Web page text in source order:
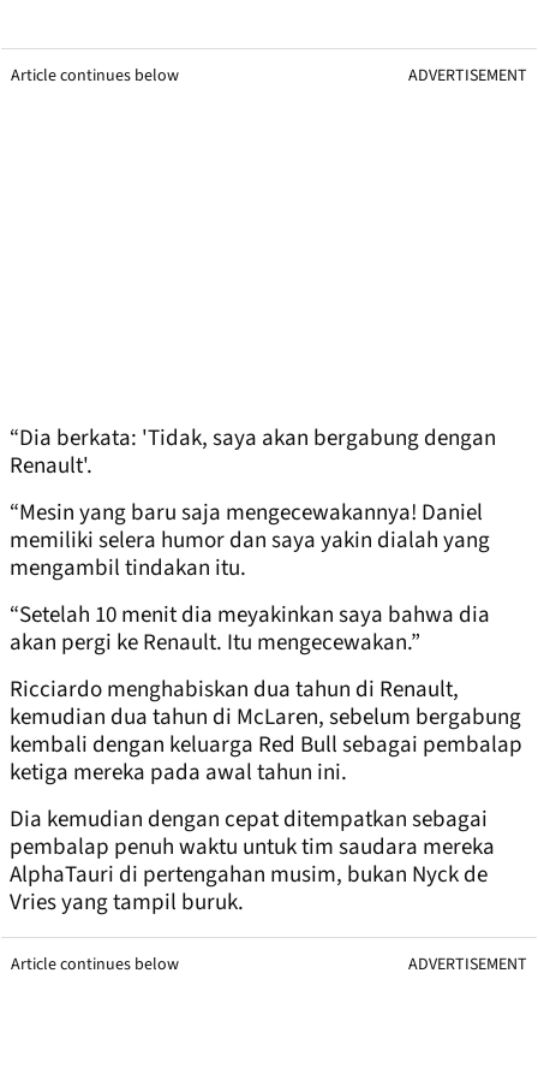
Article continues below ADVERTISEMENT
“Dia berkata: 'Tidak, saya akan bergabung dengan
Renault'.
“Mesin yang baru saja mengecewakannya! Daniel
memiliki selera humor dan saya yakin dialah yang
mengambil tindakan itu.
“Setelah 10 menit dia meyakinkan saya bahwa dia
akan pergi ke Renault. Itu mengecewakan.”
Ricciardo menghabiskan dua tahun di Renault,
kemudian dua tahun di McLaren, sebelum bergabung
kembali dengan keluarga Red Bull sebagai pembalap
ketiga mereka pada awal tahun ini.
Dia kemudian dengan cepat ditempatkan sebagai
pembalap penuh waktu untuk tim saudara mereka
AlphaTauri di pertengahan musim, bukan Nyck de
Vries yang tampil buruk.
Article continues below ADVERTISEMENT